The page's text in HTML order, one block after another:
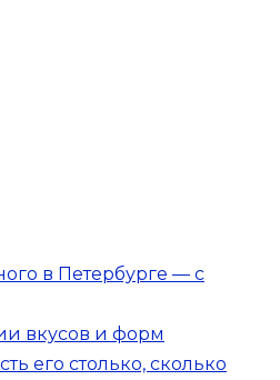
в Петербурге — с
вкусов и форм
его столько, сколько